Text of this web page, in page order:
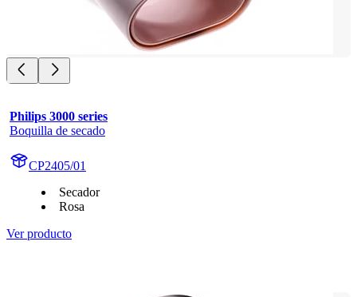
Philips 3000 series
Boquilla de secado
CP2405/01
Secador
Rosa
Ver producto